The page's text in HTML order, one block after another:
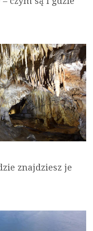
znajdziesz je